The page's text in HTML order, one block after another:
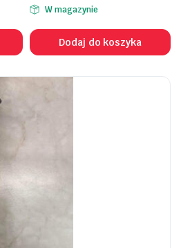
W magazynie
Dodaj do koszyka